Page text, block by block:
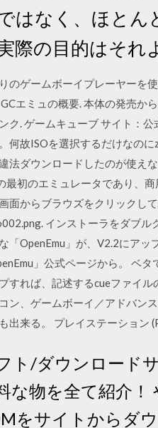
はなく、ほとん
際の目的はそれ
のゲームボーイプレーヤーを
GCエミュの概要. 本体の発売
ク. ゲームキューブ サイト：
何故ISOを選択するだけなの
法ダウンロードしたのが使え
最初のエミュレータであり、
面からブラウズをクリックし
インストーラをダブル
「OpenEmu」が、V2.2にアッ
」公式ページから。 ベ
すれば、記述するcueファイ
ン、ゲームボーイ／アドバン
出来る。 プレイステーション
ト/ダウンロード
な物を全て紹介！
をサイトからダ